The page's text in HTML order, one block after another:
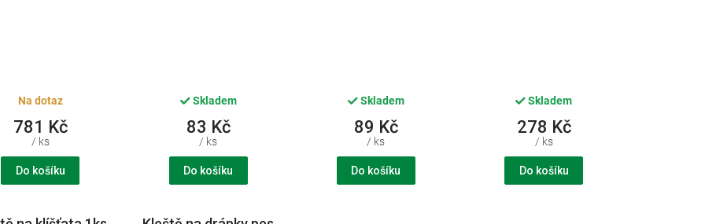
Na dotaz
781 Kč
/ ks
Do košíku
Skladem
83 Kč
/ ks
Do košíku
Skladem
89 Kč
/ ks
Do košíku
Skladem
278 Kč
/ ks
Do košíku